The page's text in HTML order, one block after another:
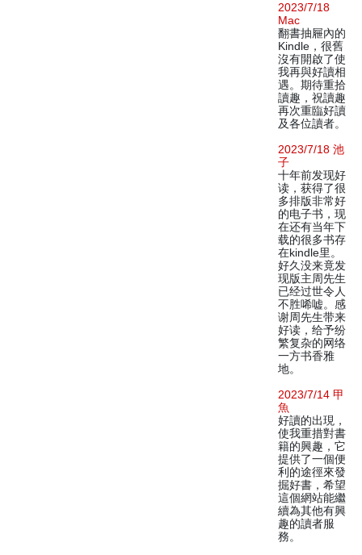
2023/7/18
Mac
翻書抽屜內的
Kindle，很舊
沒有開啟了使
我再與好讀相
遇。期待重拾
讀趣，祝讀趣
再次重臨好讀
及各位讀者。
2023/7/18 池
子
十年前发现好
读，获得了很
多排版非常好
的电子书，现
在还有当年下
载的很多书存
在kindle里。
好久没来竟发
现版主周先生
已经过世令人
不胜唏嘘。感
谢周先生带来
好读，给予纷
繁复杂的网络
一方书香雅
地。
2023/7/14 甲
魚
好讀的出現，
使我重措對書
籍的興趣，它
提供了一個便
利的途徑來發
掘好書，希望
這個網站能繼
續為其他有興
趣的讀者服
務。